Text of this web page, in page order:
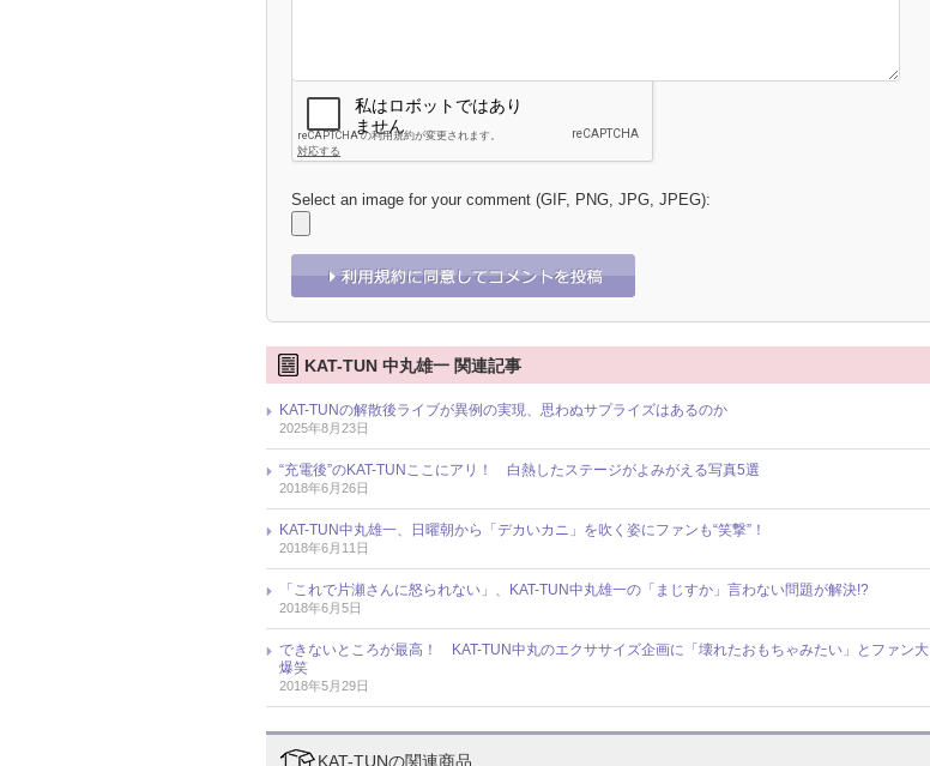
Select an image for your comment (GIF, PNG, JPG, JPEG):
KAT-TUN 中丸雄一 関連記事
KAT-TUNの解散後ライブが異例の実現、思わぬサプライズはあるのか
2025年8月23日
“充電後”のKAT-TUNここにアリ！ 白熱したステージがよみがえる写真5選
2018年6月26日
KAT-TUN中丸雄一、日曜朝から「デカいカニ」を吹く姿にファンも“笑撃”！
2018年6月11日
「これで片瀬さんに怒られない」、KAT-TUN中丸雄一の「まじすか」言わない問題が解決!?
2018年6月5日
できないところが最高！ KAT-TUN中丸のエクササイズ企画に「壊れたおもちゃみたい」とファン大
爆笑
2018年5月29日
KAT-TUNの関連商品